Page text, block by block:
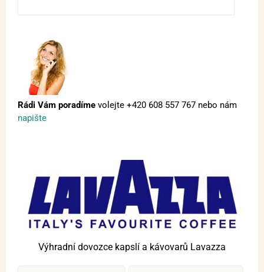
Rádi Vám poradíme volejte +420 608 557 767 nebo nám
napište
Výhradní dovozce kapslí a kávovarů Lavazza